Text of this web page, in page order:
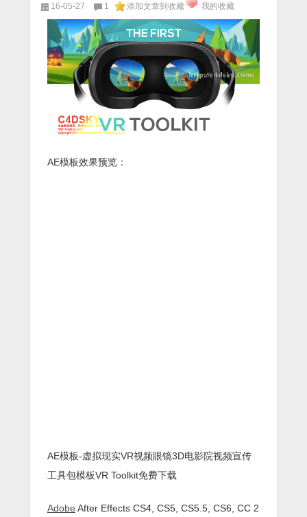
16-05-27
1 添加文章到收藏 我的收藏
AE模板效果预览：
AE模板-虚拟现实VR视频眼镜3D电影院视频宣传
工具包模板VR Toolkit免费下载
Adobe After Effects CS4, CS5, CS5.5, CS6, CC 2